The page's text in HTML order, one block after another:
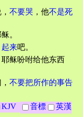
不要哭 ，他不是死
。
起来吧。
耶稣吩咐给他东西
不要把所作的事告
KJV 音標
英漢